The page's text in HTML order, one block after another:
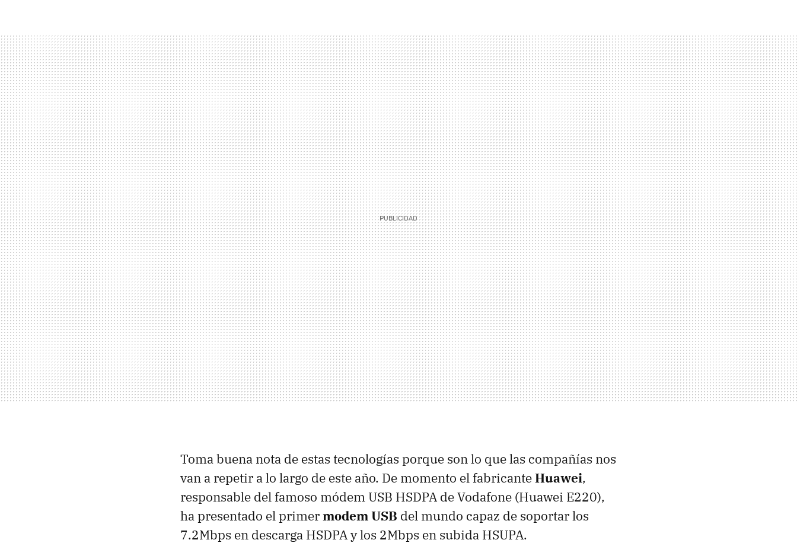
Toma buena nota de estas tecnologías porque son lo que las compañías nos
van a repetir a lo largo de este año. De momento el fabricanteHuawei,
responsable del famoso módem USB HSDPA de Vodafone (Huawei E220),
ha presentado el primermodem USB del mundo capaz de soportar los
7.2Mbps en descarga HSDPA y los 2Mbps en subida HSUPA.